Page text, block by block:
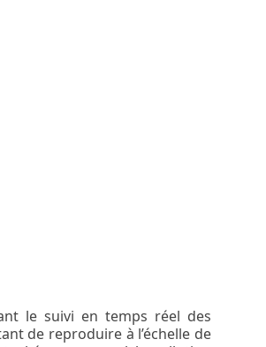
le suivi en temps réel des
de reproduire à l’échelle de